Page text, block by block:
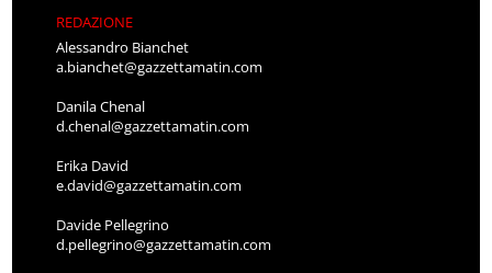
REDAZIONE
Alessandro Bianchet
a.bianchet@gazzettamatin.com
Danila Chenal
d.chenal@gazzettamatin.com
Erika David
e.david@gazzettamatin.com
Davide Pellegrino
d.pellegrino@gazzettamatin.com